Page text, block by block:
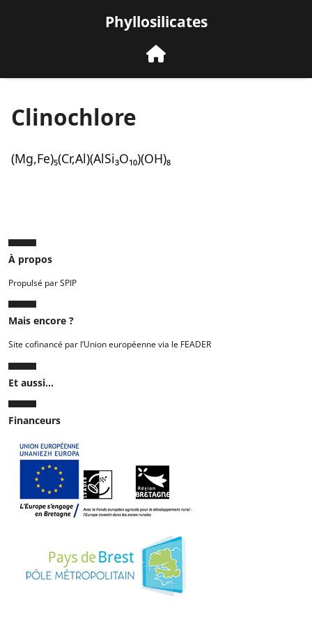
Phyllosilicates
Clinochlore
(Mg,Fe)₅(Cr,Al)(AlSi₃O₁₀)(OH)₈
À propos
Propulsé par SPIP
Mais encore ?
Site cofinancé par l’Union européenne via le FEADER
Et aussi...
Financeurs